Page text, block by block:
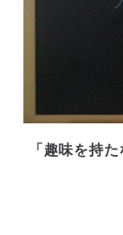
「趣味を持